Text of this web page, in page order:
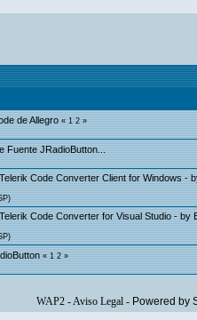
de Allegro «1 2»
Fuente JRadioButton...
Code Converter Client for Windows -
Code Converter for Visual Studio - by
«1 2»
WAP2-Aviso Legal- Powered by